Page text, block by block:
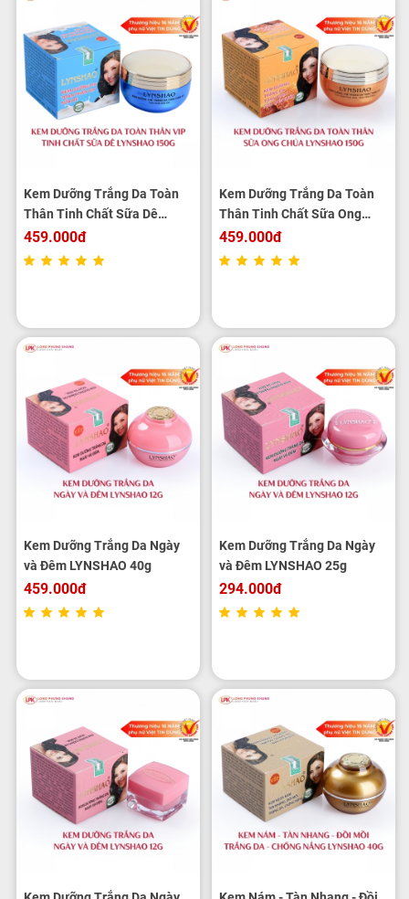
Kem Dưỡng Trắng Da Toàn
Thân Tinh Chất Sữa Dê
LYNSHAO 150g
459.000đ
Kem Dưỡng Trắng Da Toàn
Thân Tinh Chất Sữa Ong
Chúa LYNSHAO 150g
459.000đ
Kem Dưỡng Trắng Da Ngày
và Đêm LYNSHAO 40g
459.000đ
Kem Dưỡng Trắng Da Ngày
và Đêm LYNSHAO 25g
294.000đ